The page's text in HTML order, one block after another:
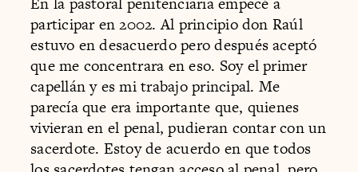
participar en 2002. Al principio don Raúl
estuvo en desacuerdo pero después aceptó
que me concentrara en eso. Soy el primer
capellán y es mi trabajo principal. Me
parecía que era importante que, quienes
vivieran en el penal, pudieran contar con un
sacerdote. Estoy de acuerdo en que todos